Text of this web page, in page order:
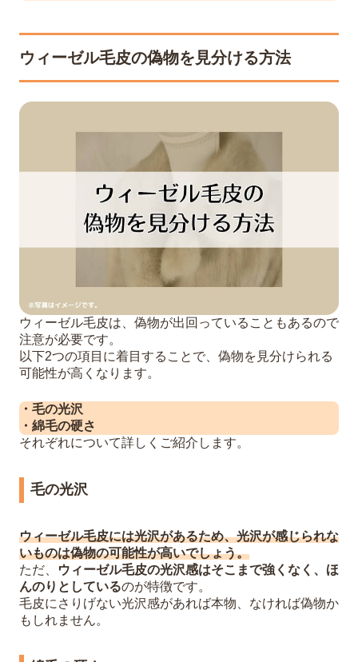
ウィーゼル毛皮の偽物を見分ける方法
ウィーゼル毛皮は、偽物が出回っていることもあるので
注意が必要です。
以下2つの項目に着目することで、偽物を見分けられる
可能性が高くなります。
・毛の光沢
・綿毛の硬さ
それぞれについて詳しくご紹介します。
毛の光沢
ウィーゼル毛皮には光沢があるため、光沢が感じられな
いものは偽物の可能性が高いでしょう。
ただ、
ウィーゼル毛皮の光沢感はそこまで強くなく、ほ
んのりとしているのが特徴です。
毛皮にさりげない光沢感があれば本物、なければ偽物か
もしれません。